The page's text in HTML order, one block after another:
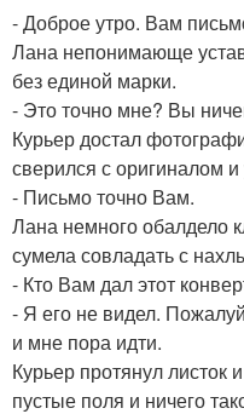
- Доброе утро. Вам
Лана непонимающе
без единой марки.
- Это точно мне? Вы
Курьер достал
сверился с оригиналом
- Письмо точно Вам.
Лана немного обалдело
сумела совладать с
- Кто Вам дал этот
- Я его не видел.
и мне пора идти.
Курьер протянул листок
пустые поля и ничего